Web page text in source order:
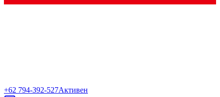
+62 794-392-527Активен